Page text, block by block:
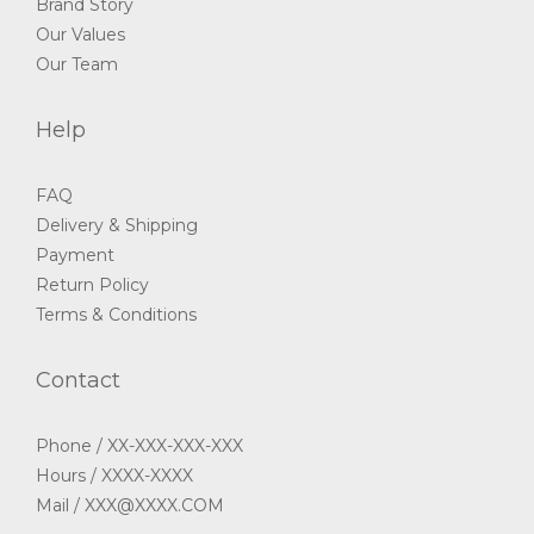
Brand Story
Our Values
Our Team
Help
FAQ
Delivery & Shipping
Payment
Return Policy
Terms & Conditions
Contact
Phone / XX-XXX-XXX-XXX
Hours / XXXX-XXXX
Mail / XXX@XXXX.COM